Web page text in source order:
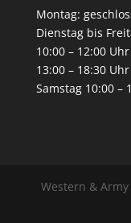
Montag:
Dienstag bis
10:00 – 12:00 Uhr
13:00 – 18:30 Uhr
Samstag 10:00 –
Western &